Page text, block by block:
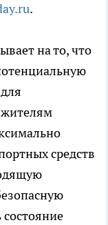
.
на то, что
жителям
средств